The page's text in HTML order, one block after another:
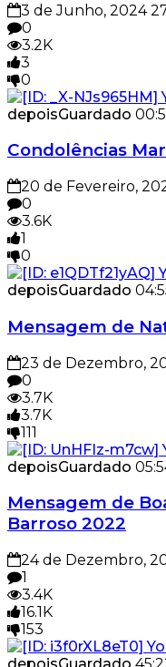
3 de Junho, 2024
0
3.2K
3
0
depoisGuardado
Condolências
20 de Fevereiro,
0
3.6K
1
0
depoisGuardado
Mensagem de
23 de Dezembro,
0
3.7K
3.7K
111
depoisGuardado
Mensagem de
Barroso 2022
24 de Dezembro,
1
3.4K
16.1K
153